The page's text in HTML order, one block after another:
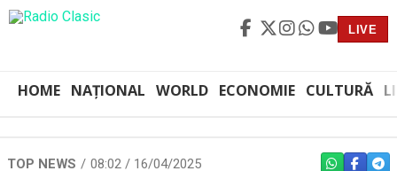
LIVE
HOME NAȚIONAL WORLD ECONOMIE CULTURĂ
TOP NEWS 08:02 / 16/04/2025 WHATSAPP